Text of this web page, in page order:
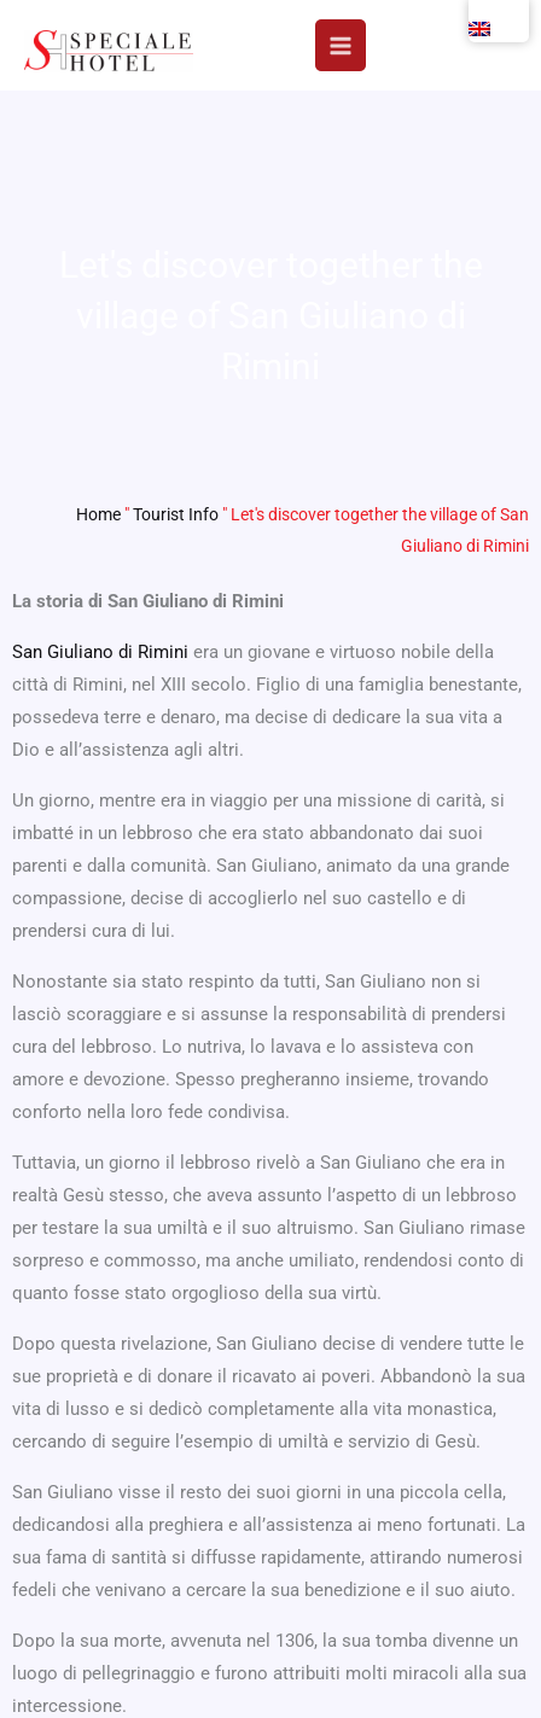
Home "Tourist Info " Let's discover together the village of San
Giuliano di Rimini
La storia di San Giuliano di Rimini
San Giuliano di Rimini era un giovane e virtuoso nobile della
città di Rimini, nel XIII secolo. Figlio di una famiglia benestante,
possedeva terre e denaro, ma decise di dedicare la sua vita a
Dio e all’assistenza agli altri.
Un giorno, mentre era in viaggio per una missione di carità, si
imbatté in un lebbroso che era stato abbandonato dai suoi
parenti e dalla comunità. San Giuliano, animato da una grande
compassione, decise di accoglierlo nel suo castello e di
prendersi cura di lui.
Nonostante sia stato respinto da tutti, San Giuliano non si
lasciò scoraggiare e si assunse la responsabilità di prendersi
cura del lebbroso. Lo nutriva, lo lavava e lo assisteva con
amore e devozione. Spesso pregheranno insieme, trovando
conforto nella loro fede condivisa.
Tuttavia, un giorno il lebbroso rivelò a San Giuliano che era in
realtà Gesù stesso, che aveva assunto l’aspetto di un lebbroso
per testare la sua umiltà e il suo altruismo. San Giuliano rimase
sorpreso e commosso, ma anche umiliato, rendendosi conto di
quanto fosse stato orgoglioso della sua virtù.
Dopo questa rivelazione, San Giuliano decise di vendere tutte le
sue proprietà e di donare il ricavato ai poveri. Abbandonò la sua
vita di lusso e si dedicò completamente alla vita monastica,
cercando di seguire l’esempio di umiltà e servizio di Gesù.
San Giuliano visse il resto dei suoi giorni in una piccola cella,
dedicandosi alla preghiera e all’assistenza ai meno fortunati. La
sua fama di santità si diffusse rapidamente, attirando numerosi
fedeli che venivano a cercare la sua benedizione e il suo aiuto.
Dopo la sua morte, avvenuta nel 1306, la sua tomba divenne un
luogo di pellegrinaggio e furono attribuiti molti miracoli alla sua
intercessione.